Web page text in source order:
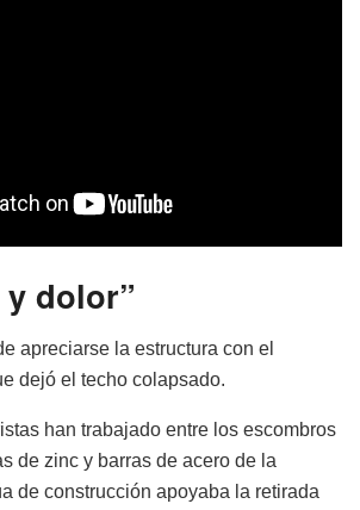
dolor”
apreciarse la estructura con el
dejó el techo colapsado.
han trabajado entre los escombros
de zinc y barras de acero de la
de construcción apoyaba la retirada